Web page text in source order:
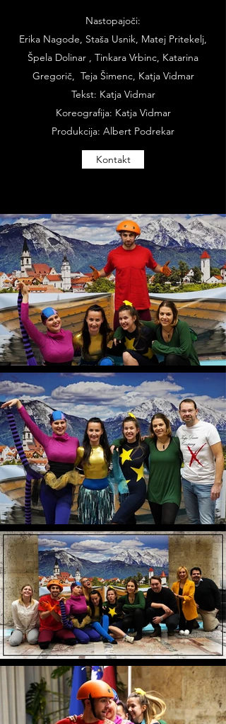
Nastopajoči:
Erika Nagode, Staša Usnik, Matej Pritekelj,
Špela Dolinar , Tinkara Vrbinc, Katarina
Gregorič, Teja Šimenc, Katja Vidmar
Tekst: Katja Vidmar
Koreografija: Katja Vidmar
Produkcija: Albert Podrekar
Kontakt